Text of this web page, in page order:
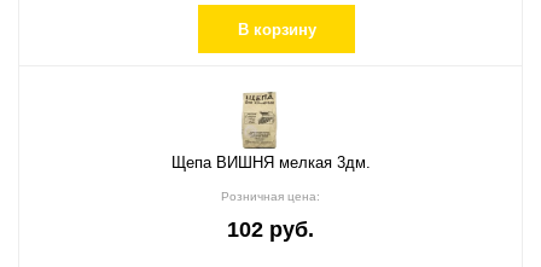
В корзину
Щепа ВИШНЯ мелкая 3дм.
Розничная цена:
102 руб.